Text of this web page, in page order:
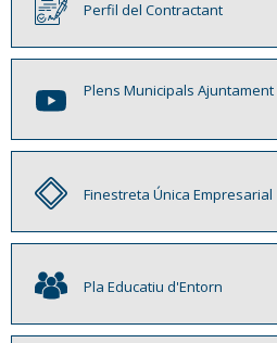
Perfil del Contractant
Plens Municipals
Finestreta Única Empresarial
Pla Educatiu d'Entorn